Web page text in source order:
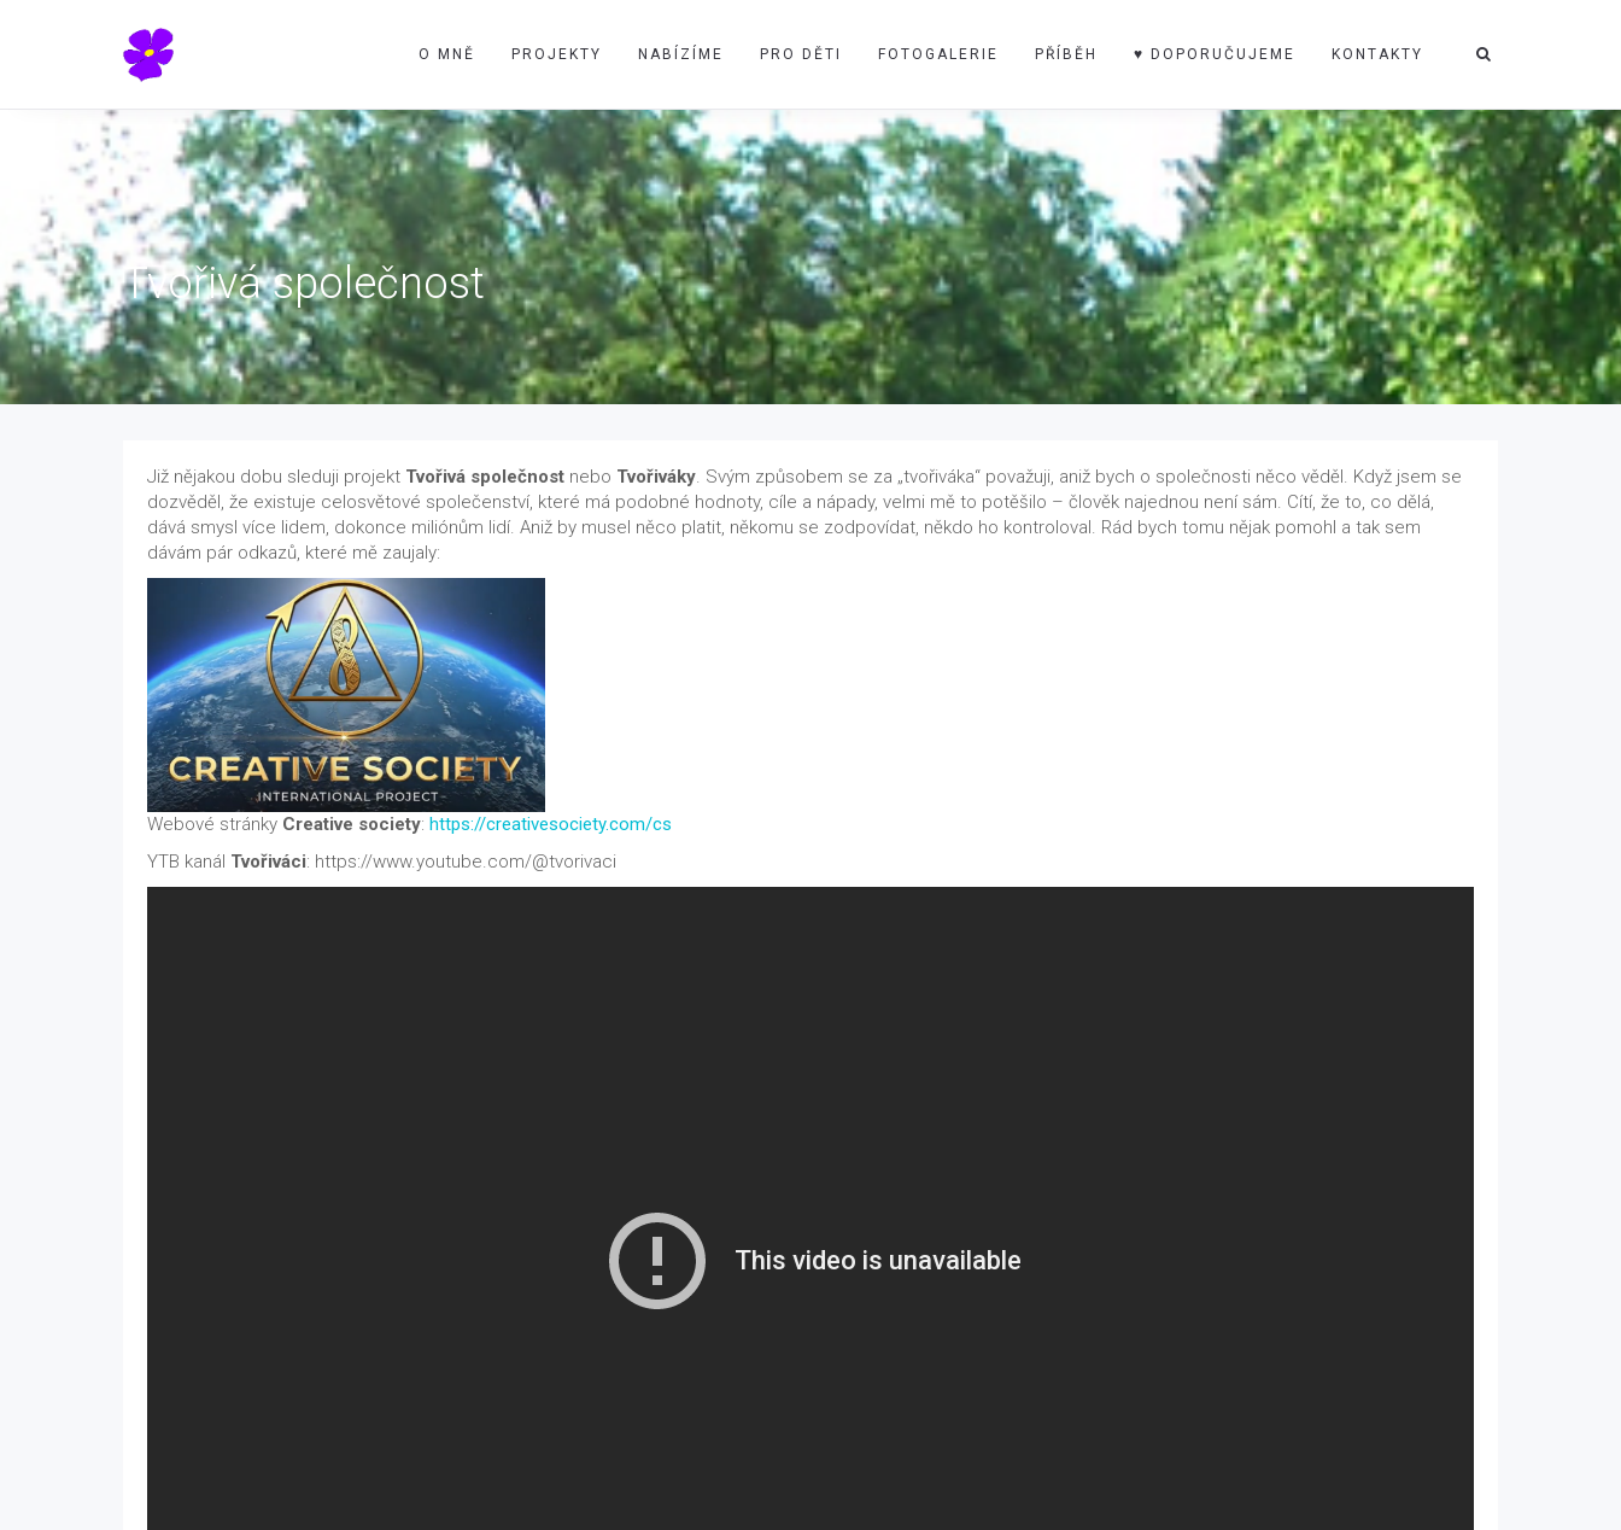
O MNĚ PROJEKTY NABÍZÍME PRO DĚTI FOTOGALERIE PŘÍBĚH ♥ DOPORUČUJEME KONTAKTY
Tvořivá společnost
Již nějakou dobu sleduji projekt Tvořivá společnost nebo Tvořiváky. Svým způsobem se za „tvořiváka“ považuji, aniž bych o společnosti něco věděl. Když jsem se
dozvěděl, že existuje celosvětové společenství, které má podobné hodnoty, cíle a nápady, velmi mě to potěšilo – člověk najednou není sám. Cítí, že to, co dělá,
dává smysl více lidem, dokonce miliónům lidí. Aniž by musel něco platit, někomu se zodpovídat, někdo ho kontroloval. Rád bych tomu nějak pomohl a tak sem
dávám pár odkazů, které mě zaujaly:
Webové stránky Creative society: https://creativesociety.com/cs
YTB kanál Tvořiváci: https://www.youtube.com/@tvorivaci